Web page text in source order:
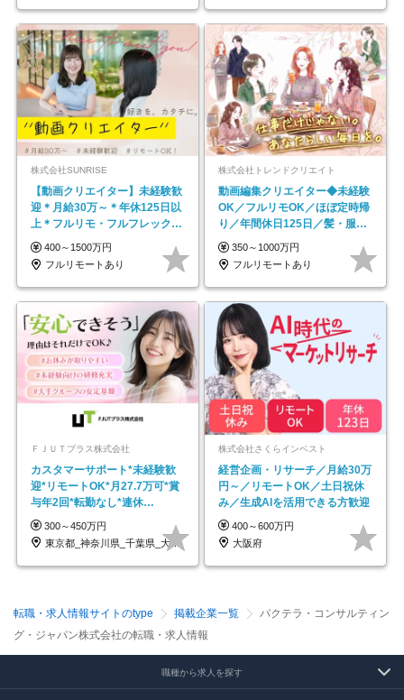
株式会社SUNRISE
【動画クリエイター】未経験歓
迎＊月給30万～＊年休125日以
上＊フルリモ・フルフレックス
◆10名の採用が決定◆
400～1500万円
フルリモートあり
株式会社トレンドクリエイト
動画編集クリエイター◆未経験
OK／フルリモOK／ほぼ定時帰
り／年間休日125日／髪・服・
ネイル自由／副業OK
350～1000万円
フルリモートあり
ＦＪＵＴプラス株式会社
カスタマーサポート*未経験歓
迎*リモートOK*月27.7万可*賞
与年2回*転勤なし*連休
OK/ZE010232
300～450万円
東京都_神奈川県_千葉県_大阪府_愛知県…
株式会社さくらインベスト
経営企画・リサーチ／月給30万
円～／リモートOK／土日祝休
み／生成AIを活用できる方歓迎
400～600万円
大阪府
転職・求人情報サイトのtype 掲載企業一覧
パクテラ・コンサルティン
グ・ジャパン株式会社の転職・求人情報
職種から求人を探す